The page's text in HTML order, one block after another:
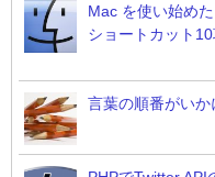
Mac を使い始め
ショートカット10
言葉の順番がい